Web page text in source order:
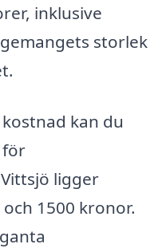
inklusive
storlek
kan du
för
ligger
1500 kronor.